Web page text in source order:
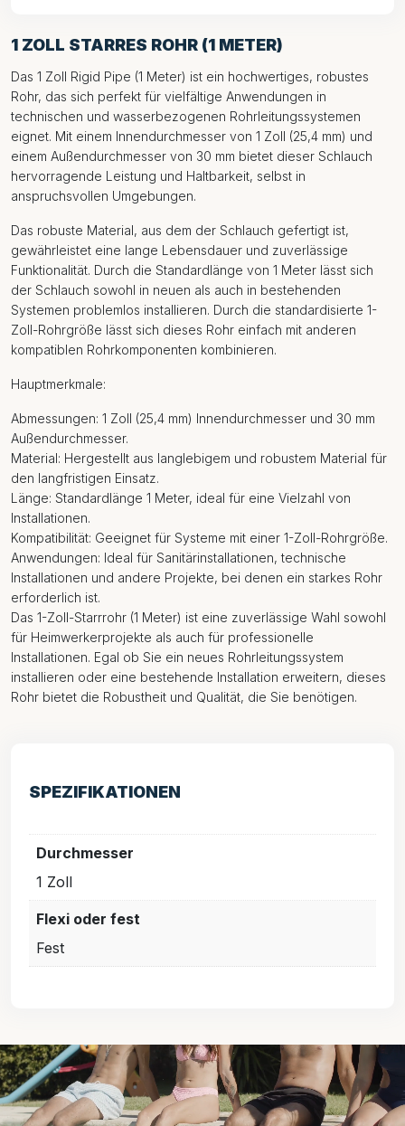
1 ZOLL STARRES ROHR (1 METER)
Das 1 Zoll Rigid Pipe (1 Meter) ist ein hochwertiges, robustes
Rohr, das sich perfekt für vielfältige Anwendungen in
technischen und wasserbezogenen Rohrleitungssystemen
eignet. Mit einem Innendurchmesser von 1 Zoll (25,4 mm) und
einem Außendurchmesser von 30 mm bietet dieser Schlauch
hervorragende Leistung und Haltbarkeit, selbst in
anspruchsvollen Umgebungen.
Das robuste Material, aus dem der Schlauch gefertigt ist,
gewährleistet eine lange Lebensdauer und zuverlässige
Funktionalität. Durch die Standardlänge von 1 Meter lässt sich
der Schlauch sowohl in neuen als auch in bestehenden
Systemen problemlos installieren. Durch die standardisierte 1-
Zoll-Rohrgröße lässt sich dieses Rohr einfach mit anderen
kompatiblen Rohrkomponenten kombinieren.
Hauptmerkmale:
Abmessungen: 1 Zoll (25,4 mm) Innendurchmesser und 30 mm
Außendurchmesser.
Material: Hergestellt aus langlebigem und robustem Material für
den langfristigen Einsatz.
Länge: Standardlänge 1 Meter, ideal für eine Vielzahl von
Installationen.
Kompatibilität: Geeignet für Systeme mit einer 1-Zoll-Rohrgröße.
Anwendungen: Ideal für Sanitärinstallationen, technische
Installationen und andere Projekte, bei denen ein starkes Rohr
erforderlich ist.
Das 1-Zoll-Starrrohr (1 Meter) ist eine zuverlässige Wahl sowohl
für Heimwerkerprojekte als auch für professionelle
Installationen. Egal ob Sie ein neues Rohrleitungssystem
installieren oder eine bestehende Installation erweitern, dieses
Rohr bietet die Robustheit und Qualität, die Sie benötigen.
SPEZIFIKATIONEN
Durchmesser
1 Zoll
Flexi oder fest
Fest